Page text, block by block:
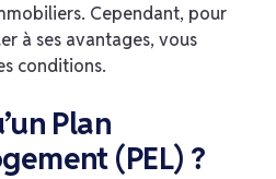
Cependant, pour
à ses avantages, vous
conditions.
Plan
(PEL) ?